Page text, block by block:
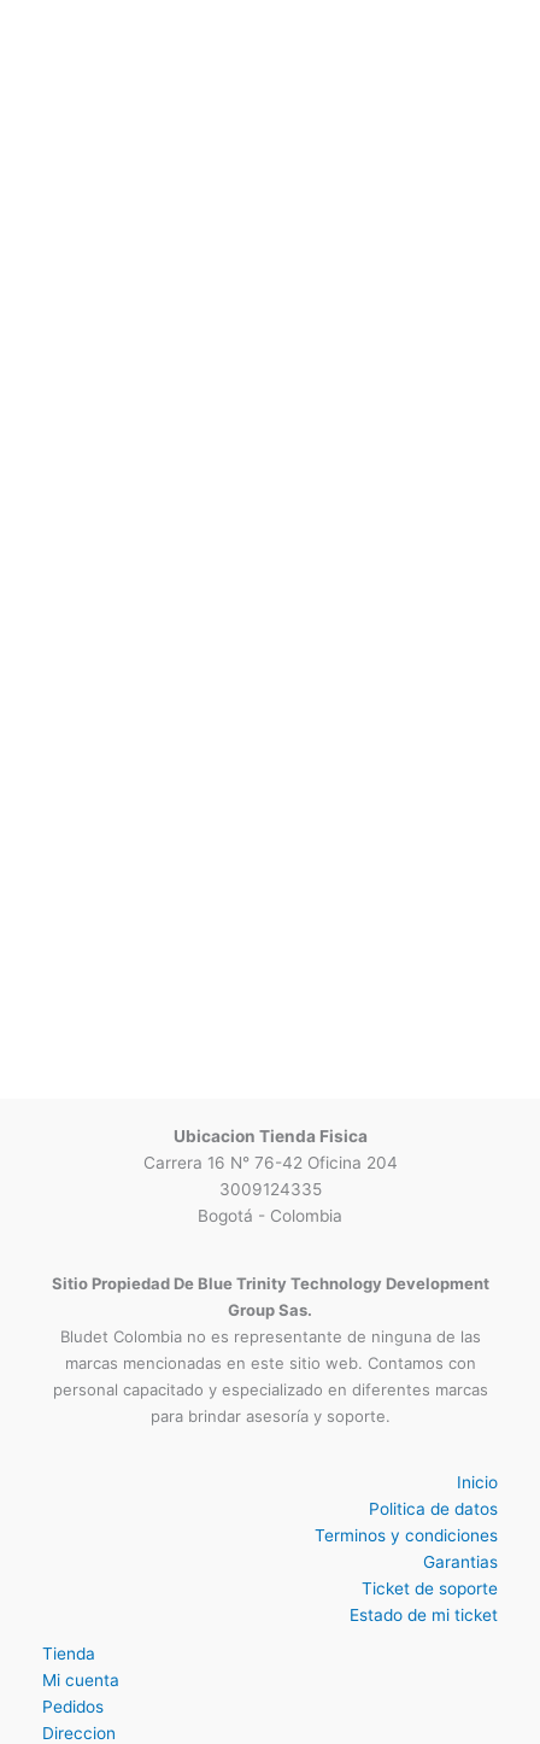
Ubicacion Tienda Fisica
Carrera 16 N° 76-42 Oficina 204
Bogotá - Colombia
Sitio Propiedad De Blue Trinity Technology Development
Group Sas.
Bludet Colombia no es representante de ninguna de las
marcas mencionadas en este sitio web. Contamos con
Inicio
Politica de datos
Terminos y condiciones
Garantias
Tienda